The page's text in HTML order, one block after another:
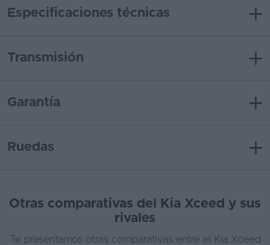
Especificaciones técnicas
Transmisión
Garantía
Ruedas
Otras comparativas del Kia Xceed y sus
rivales
Te presentamos otras comparativas entre el Kia Xceed